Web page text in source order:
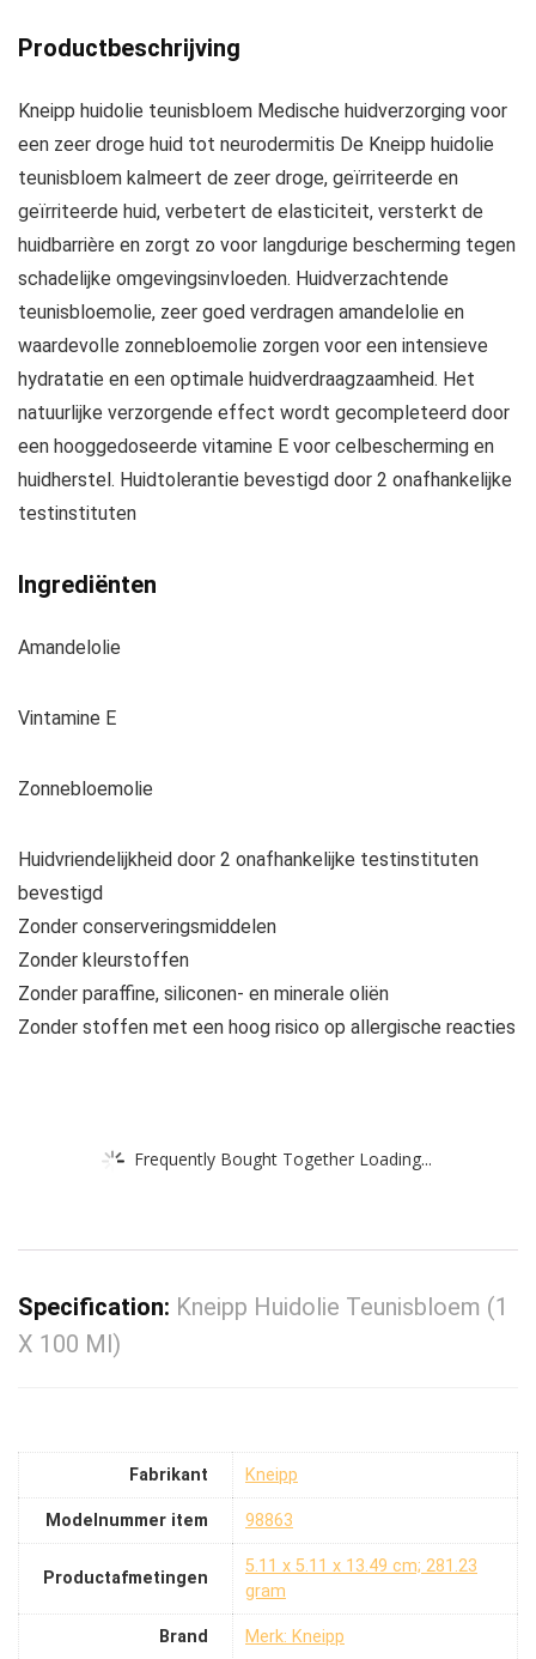
Productbeschrijving
Kneipp huidolie teunisbloem Medische huidverzorging voor
een zeer droge huid tot neurodermitis De Kneipp huidolie
teunisbloem kalmeert de zeer droge, geïrriteerde en
geïrriteerde huid, verbetert de elasticiteit, versterkt de
huidbarrière en zorgt zo voor langdurige bescherming tegen
schadelijke omgevingsinvloeden. Huidverzachtende
teunisbloemolie, zeer goed verdragen amandelolie en
waardevolle zonnebloemolie zorgen voor een intensieve
hydratatie en een optimale huidverdraagzaamheid. Het
natuurlijke verzorgende effect wordt gecompleteerd door
een hooggedoseerde vitamine E voor celbescherming en
huidherstel. Huidtolerantie bevestigd door 2 onafhankelijke
testinstituten
Ingrediënten
Amandelolie
Vintamine E
Zonnebloemolie
Huidvriendelijkheid door 2 onafhankelijke testinstituten
bevestigd
Zonder conserveringsmiddelen
Zonder kleurstoffen
Zonder paraffine, siliconen- en minerale oliën
Zonder stoffen met een hoog risico op allergische reacties
Frequently Bought Together Loading...
Specification: Kneipp Huidolie Teunisbloem (1
X 100 Ml)
Fabrikant ‎Kneipp
Modelnummer item ‎98863
Productafmetingen
‎5.11 x 5.11 x 13.49 cm; 281.23
gram
Brand Merk: Kneipp